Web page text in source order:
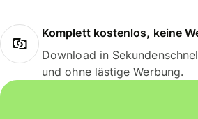
Komplett kostenlos, keine
Download in
und ohne lästige Werbung.